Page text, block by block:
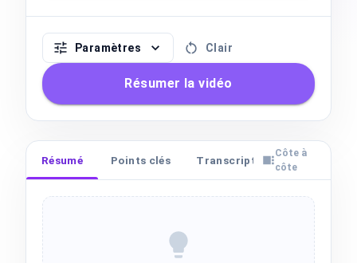
Paramètres Clair
Résumer la vidéo
Résumé Points clés Transcription Chapitres
Côte à
côte